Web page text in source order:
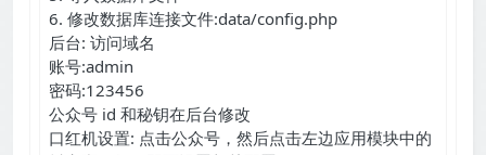
6. 修改数据库连接文件:data/config.php
后台: 访问域名
账号:admin
密码:123456
公众号 id 和秘钥在后台修改
口红机设置: 点击公众号，然后点击左边应用模块中的